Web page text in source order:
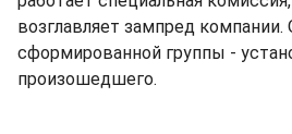
возглавляет зампред компании.
сформированной группы -
произошедшего.